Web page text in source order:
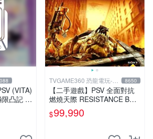
(VITA)
凸記 萌
)
TVGAME360 恐龍電玩-台
中店
8650
【二手遊戲】PSV 全面對抗
燃燒天際 RESISTANCE BUR
NING SKIES 中文版【台中恐
龍電玩】
$99,990